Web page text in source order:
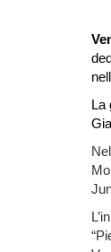
La